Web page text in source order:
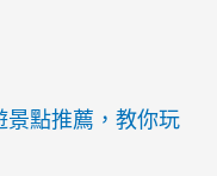
景點推薦，教你玩